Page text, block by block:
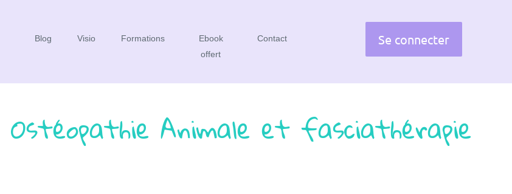
Blog Visio Formations
Ebook
offert
Contact Se connecter
Animale et fasciathérapie